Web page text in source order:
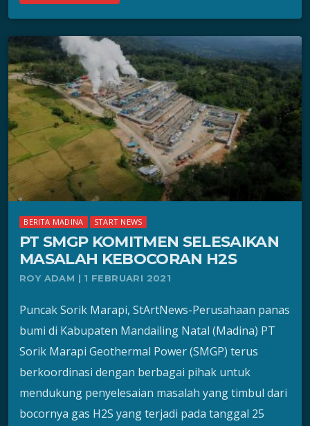
BERITA MADINA START NEWS
PT SMGP KOMITMEN SELESAIKAN
MASALAH KEBOCORAN H2S
ROY ADAM | 1 FEBRUARI 2021
Puncak Sorik Marapi, StArtNews-Perusahaan panas
bumi di Kabupaten Mandailing Natal (Madina) PT
Sorik Marapi Geothermal Power (SMGP) terus
berkoordinasi dengan berbagai pihak untuk
mendukung penyelesaian masalah yang timbul dari
bocornya gas H2S yang terjadi pada tanggal 25